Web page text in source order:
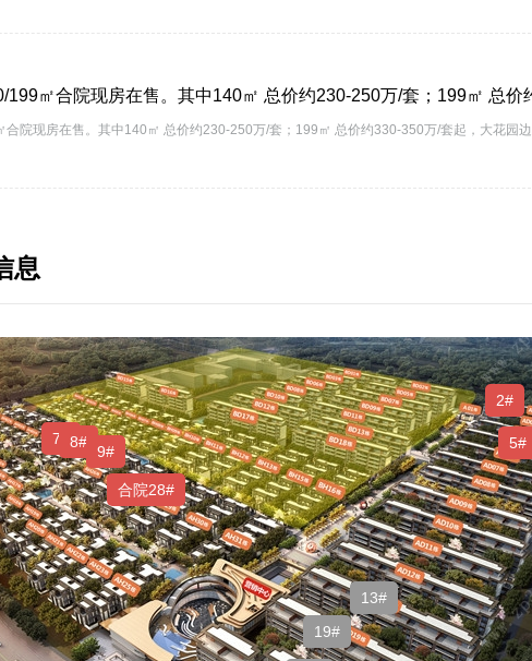
合院现房在售。其中140㎡ 总价约230-250万/套；199㎡ 总价约330-350万/套起，大花园
息
13#
19#
7# 8#
9#
合院28#
2#
5#